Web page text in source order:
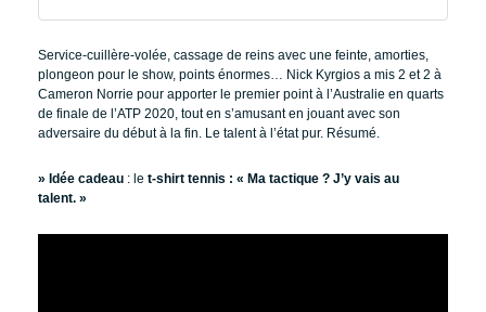
Service-cuillère-volée, cassage de reins avec une feinte, amorties,
plongeon pour le show, points énormes… Nick Kyrgios a mis 2 et 2 à
Cameron Norrie pour apporter le premier point à l’Australie en quarts
de finale de l’ATP 2020, tout en s’amusant en jouant avec son
adversaire du début à la fin. Le talent à l’état pur. Résumé.
» Idée cadeau : le t-shirt tennis : « Ma tactique ? J’y vais au
talent. »